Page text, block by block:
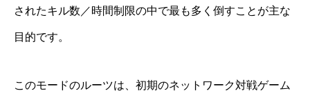
されたキル数／時間制限の中で最も多く倒すことが主な
目的です。
このモードのルーツは、初期のネットワーク対戦ゲーム